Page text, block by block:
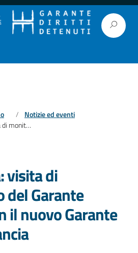
Notizie ed eventi
Garante comunale, Lancia
visita di
del Garante
il nuovo Garante